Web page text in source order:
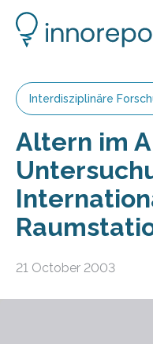
Interdisziplinäre
Altern im
21 October 2003